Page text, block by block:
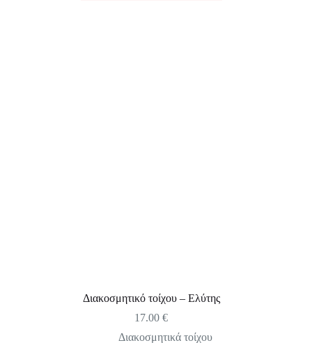
Διακοσμητικό τοίχου – Ελύτης
17.00€
Διακοσμητικά τοίχου